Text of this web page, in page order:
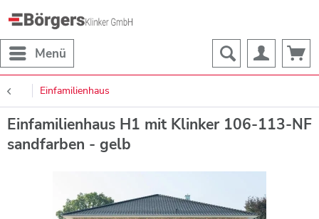
Menü
Einfamilienhaus
Einfamilienhaus H1 mit Klinker 106-113-NF
sandfarben - gelb